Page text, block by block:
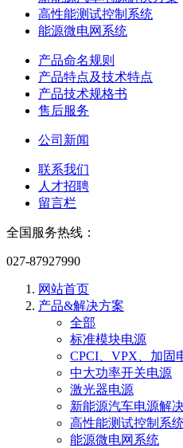
高性能测试控制系统
能源微电网系统
产品命名规则
产品特点及技术特点
产品技术规格书
售后服务
公司新闻
联系我们
人才招聘
留言栏
全国服务热线：
027-87927990
网站首页
产品&解决方案
全部
标准模块电源
CPCI、VPX、加固
中大功率开关电源
激光器电源
新能源汽车电源解
高性能测试控制系
能源微电网系统